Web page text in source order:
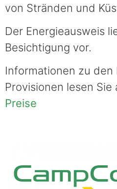
von Stränden und
Der Energieausweis
Besichtigung vor.
Informationen zu den
Provisionen lesen Sie
Preise